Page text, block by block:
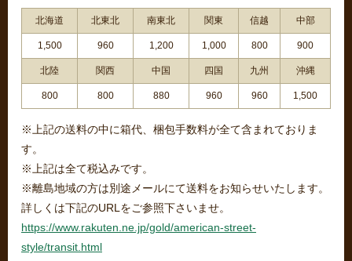
北海道 北東北 南東北 関東 信越 中部
1,500 960 1,200 1,000 800 900
北陸 関西 中国 四国 九州 沖縄
800 800 880 960 960 1,500
※上記の送料の中に箱代、梱包手数料が全て含まれておりま
す。
※上記は全て税込みです。
※離島地域の方は別途メールにて送料をお知らせいたします。
詳しくは下記のURLをご参照下さいませ。
https://www.rakuten.ne.jp/gold/american-street-
style/transit.html